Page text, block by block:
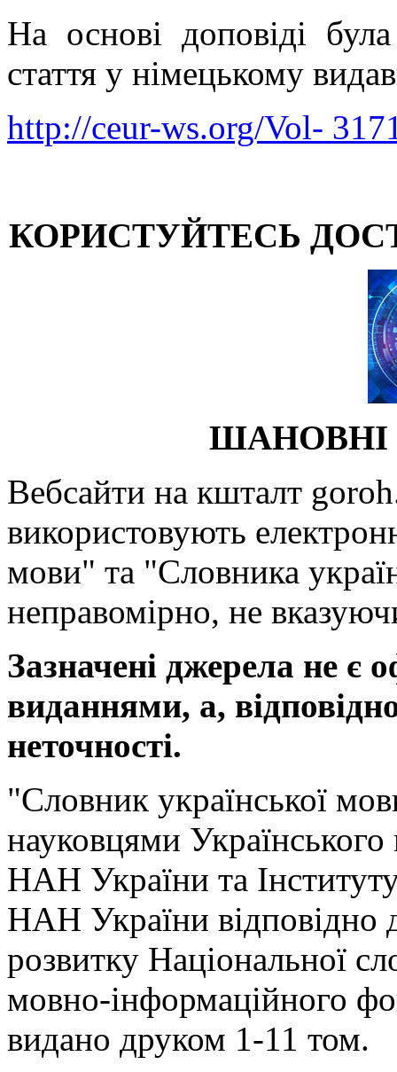
На основі доповіді
стаття у німецькому
http://ceur-ws.org/Vol-
КОРИСТУЙТЕСЬ
ШАНОВНІ
Вебсайти на кшталт
використовують
мови" та "Словника
неправомірно, не
Зазначені джерела не є
виданнями, а,
неточності.
"Словник української
науковцями
НАН України та
НАН України відповідно
розвитку Національної
мовно-інформаційного
видано друком 1-11 том.